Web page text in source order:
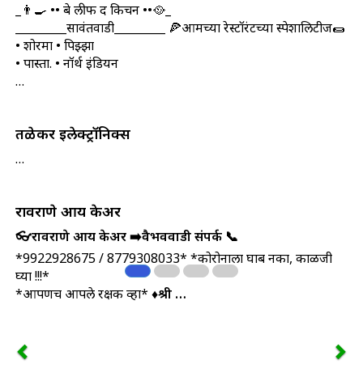
_👨‍🍳 •• बे लीफ द किचन ••🥘_
_________सावंतवाडी_________ 🍕आमच्या रेस्टॉरंटच्या स्पेशालिटीज🌯
• शोरमा • पिझ्झा
• पास्ता. • नॉर्थ इंडियन
…
तळेकर इलेक्ट्रॉनिक्स
…
रावराणे आय केअर
👓रावराणे आय केअर ➡️वैभववाडीसंपर्क 📞
*9922928675 / 8779308033* *कोरोनाला घाबरू नका, काळजी
घ्या !!!*
*आपणच आपले रक्षक व्हा* ♦श्री …